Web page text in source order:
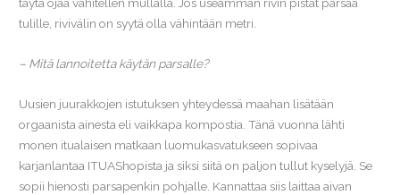
täytä ojaa vähitellen mullalla. Jos useamman rivin pistät parsaa
tulille, rivivälin on syytä olla vähintään metri.
– Mitä lannoitetta käytän parsalle?
Uusien juurakkojen istutuksen yhteydessä maahan lisätään
orgaanista ainesta eli vaikkapa kompostia. Tänä vuonna lähti
monen itualaisen matkaan luomukasvatukseen sopivaa
karjanlantaa ITUAShopista ja siksi siitä on paljon tullut kyselyjä. Se
sopii hienosti parsapenkin pohjalle. Kannattaa siis laittaa aivan